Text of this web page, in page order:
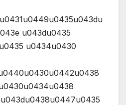
u043du0435
u0434u0430